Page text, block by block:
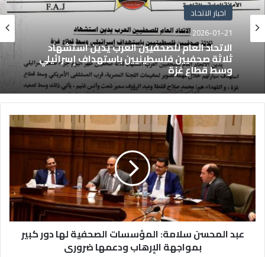
اخبار الاتحاد
2026-01-21
الاتحاد العام للصحفيين العرب يدين استشهاد
ثلاثة صحفيين فلسطينيين باستهداف إسرائيلي
وسط قطاع غزة
عبد المحسن سلامة: المؤسسات الصحفية لها دور كبير
بمواجهة الإرهاب ودعمها ضرورى